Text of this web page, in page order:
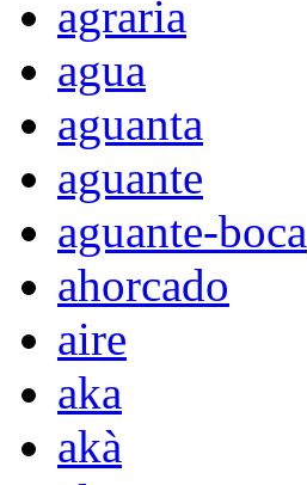
agraria
agua
aguanta
aguante
aguante-boca
ahorcado
aire
aka
akà